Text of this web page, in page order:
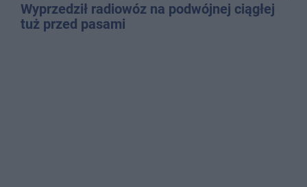
Wyprzedził radiowóz na podwójnej ciągłej
tuż przed pasami